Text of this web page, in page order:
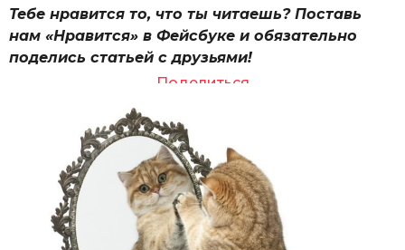
Тебе нравится то, что ты читаешь? Поставь
нам «Нравится» в Фейсбуке и обязательно
поделись статьей с друзьями!
Поделиться